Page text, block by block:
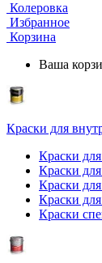
Колеровка
Избранное
Корзина
Ваша
Краски для
Краски
Краски
Краски
Краски
Краски